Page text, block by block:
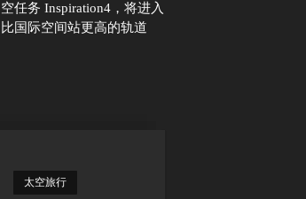
空任务 Inspiration4，将进入
比国际空间站更高的轨道
太空旅行